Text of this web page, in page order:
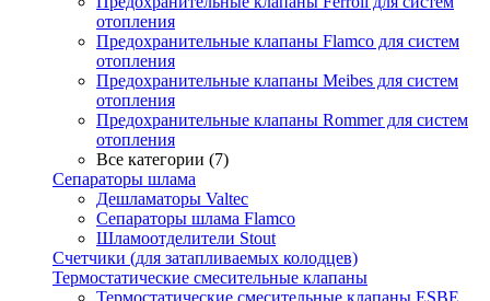
отопления
Предохранительные клапаны Flamco для систем
отопления
Предохранительные клапаны Meibes для систем
отопления
Предохранительные клапаны Rommer для систем
отопления
Все категории (7)
Сепараторы шлама
Дешламаторы Valtec
Сепараторы шлама Flamco
Шламоотделители Stout
Счетчики (для затапливаемых колодцев)
Термостатические смесительные клапаны
Термостатические смесительные клапаны ESBE